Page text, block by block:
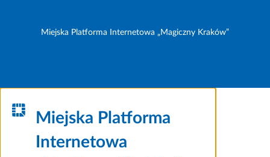
Miejska Platforma Internetowa „Magiczny Kraków”
Miejska Platforma
Internetowa